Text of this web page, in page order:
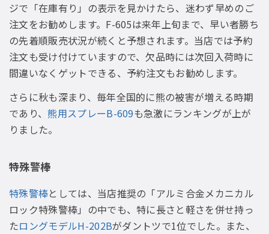
ジで「在庫有り」の表示を見かけたら、迷わず早めのご
注文をお勧めします。F-605は来年上旬まで、早い者勝ち
の先着順販売状況が続くと予想されます。当店では予約
注文も受け付けていますので、欠品時には次回入荷時に
間違いなくゲットできる、予約注文もお勧めします。
さらに秋も深まり、毎年全国的に熊の被害が増える時期
であり、熊用スプレーB-609も急激にランキングが上が
りました。
特殊警棒
特殊警棒としては、当店推奨の「アルミ合金メカニカル
ロック特殊警棒」の中でも、特に長さと軽さを併せ持っ
たロングモデルH-202Bがダントツで1位でした。また、